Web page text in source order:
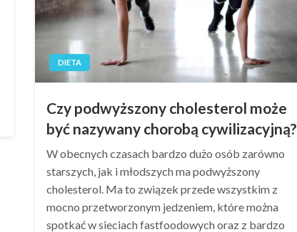
DIETA
Czy podwyższony cholesterol może
być nazywany chorobą cywilizacyjną?
W obecnych czasach bardzo dużo osób zarówno
starszych, jak i młodszych ma podwyższony
cholesterol. Ma to związek przede wszystkim z
mocno przetworzonym jedzeniem, które można
spotkać w sieciach fastfoodowych oraz z bardzo